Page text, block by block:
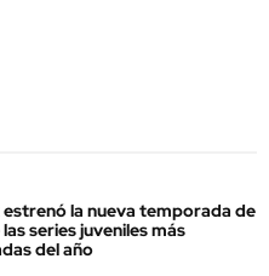
la nueva temporada de
series juveniles más
del año